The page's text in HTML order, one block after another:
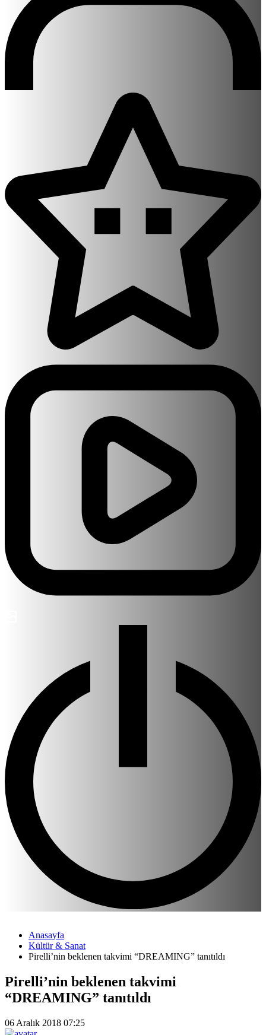
Anasayfa
Kültür & Sanat
Pirelli’nin beklenen takvimi “DREAMING” tanıtıldı
Pirelli’nin beklenen takvimi
“DREAMING” tanıtıldı
06 Aralık 2018 07:25